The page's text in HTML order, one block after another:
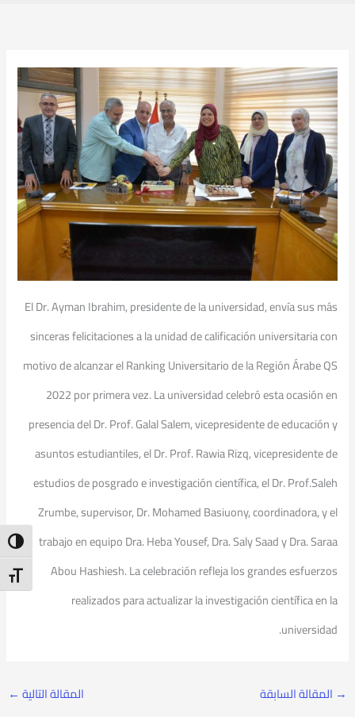
El Dr. Ayman Ibrahim, presidente de la universidad, envía sus más
sinceras felicitaciones a la unidad de calificación universitaria con
motivo de alcanzar el Ranking Universitario de la Región Árabe QS
2022 por primera vez. La universidad celebró esta ocasión en
presencia del Dr. Prof. Galal Salem, vicepresidente de educación y
asuntos estudiantiles, el Dr. Prof. Rawia Rizq, vicepresidente de
estudios de posgrado e investigación científica, el Dr. Prof.Saleh
Zrumbe, supervisor, Dr. Mohamed Basiuony, coordinadora, y el
trabajo en equipo Dra. Heba Yousef, Dra. Saly Saad y Dra. Saraa
Abou Hashiesh. La celebración refleja los grandes esfuerzos
realizados para actualizar la investigación científica en la
universidad.
→ المقالة السابقة المقالة التالية ←